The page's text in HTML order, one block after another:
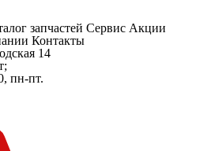
запчастей Сервис Акции
Контакты
14
пн-пт.